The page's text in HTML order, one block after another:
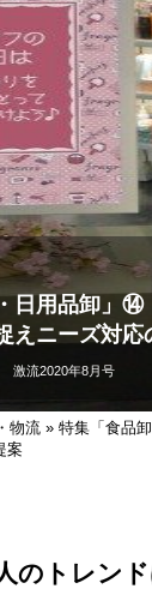
日用品卸」
えニーズ対応
激流2020年8月号
物流 » 特集「食品
案
のトレンド